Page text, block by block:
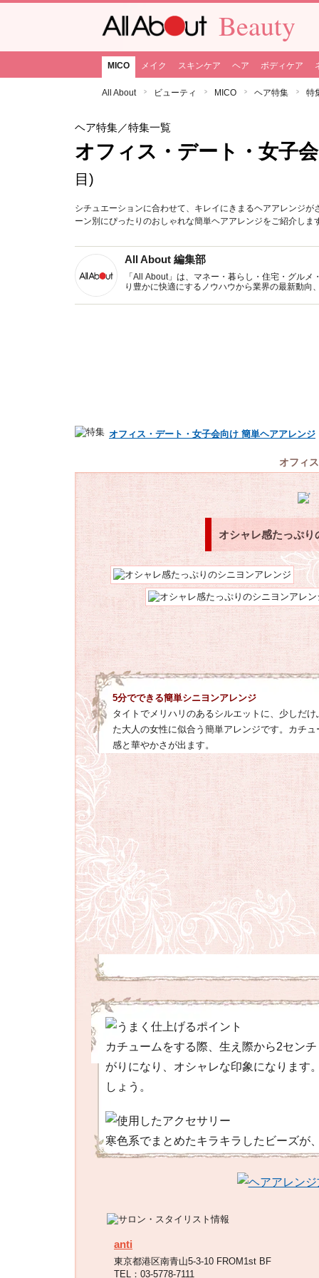
Beauty
MICO メイク スキンケア ヘア ボディケア
All About ビューティ MICO ヘア特集 特
ヘア特集／特集一覧
オフィス・デート・女子
目)
シチュエーションに合わせて、キレイにきまるヘアアレンジ
ーン別にぴったりのおしゃれな簡単ヘアアレンジをご紹介しま
All About 編集部
「All About」は、マネー・暮らし・住宅・グル
り豊かに快適にするノウハウから業界の最新動
オフィス・デート・女子会向け 簡単ヘアアレンジ
オフィ
オシャレ感たっぷり
5分でできる簡単シニヨンアレンジ
タイトでメリハリのあるシルエットに、少しだ
た大人の女性に似合う簡単アレンジです。カチ
感と華やかさが出ます。
カチュームをする際、生え際から2セン
がりになり、オシャレな印象になります
しょう。
寒色系でまとめたキラキラしたビーズが
anti
東京都港区南青山5-3-10 FROM1st BF
TEL：03-5778-7111